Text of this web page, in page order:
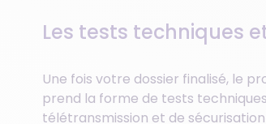
Les tests techniques
Une fois votre dossier finalisé, le
prend la forme de tests
télétransmission et de sécurisation